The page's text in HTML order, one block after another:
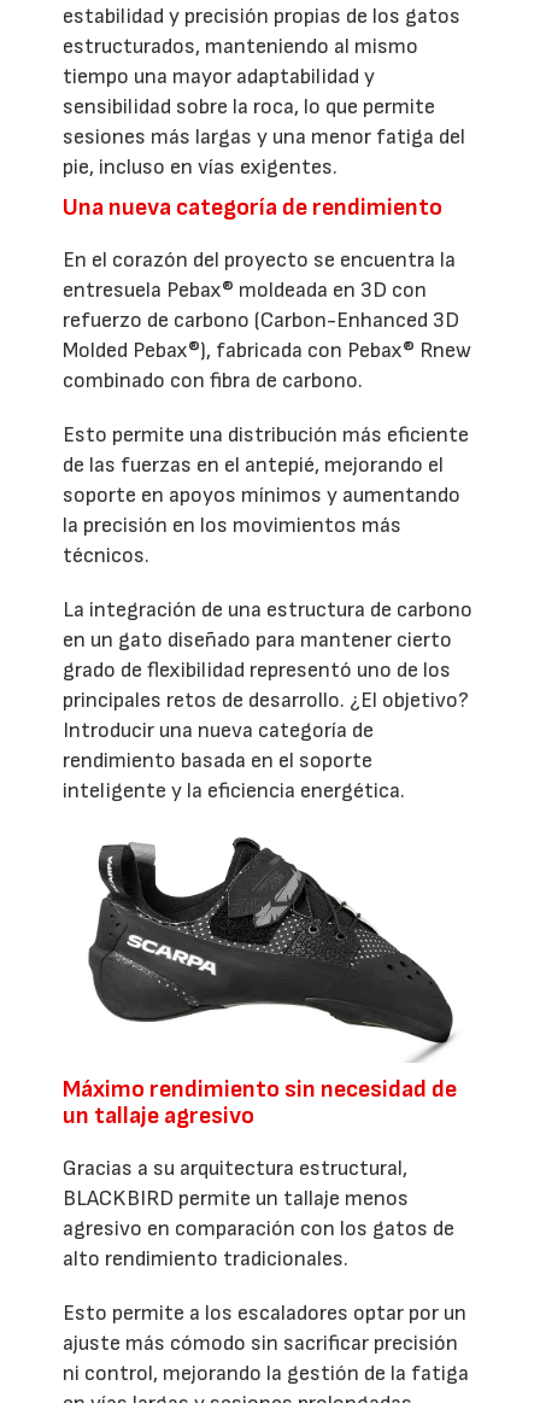
estabilidad y precisión propias de los gatos
estructurados, manteniendo al mismo
tiempo una mayor adaptabilidad y
sensibilidad sobre la roca, lo que permite
sesiones más largas y una menor fatiga del
pie, incluso en vías exigentes.
Una nueva categoría de rendimiento
En el corazón del proyecto se encuentra la
entresuela Pebax® moldeada en 3D con
refuerzo de carbono (Carbon-Enhanced 3D
Molded Pebax®), fabricada con Pebax® Rnew
combinado con fibra de carbono.
Esto permite una distribución más eficiente
de las fuerzas en el antepié, mejorando el
soporte en apoyos mínimos y aumentando
la precisión en los movimientos más
técnicos.
La integración de una estructura de carbono
en un gato diseñado para mantener cierto
grado de flexibilidad representó uno de los
principales retos de desarrollo. ¿El objetivo?
Introducir una nueva categoría de
rendimiento basada en el soporte
inteligente y la eficiencia energética.
Máximo rendimiento sin necesidad de
un tallaje agresivo
Gracias a su arquitectura estructural,
BLACKBIRD permite un tallaje menos
agresivo en comparación con los gatos de
alto rendimiento tradicionales.
Esto permite a los escaladores optar por un
ajuste más cómodo sin sacrificar precisión
ni control, mejorando la gestión de la fatiga